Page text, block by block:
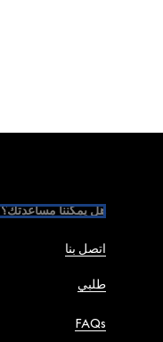
هل يمكننا مساعدتك؟
اتصل بنا
طلبي
FAQs